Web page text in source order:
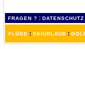
FRAGEN ? : DATENSCHUTZ
FLÜGE : SKIURLAUB :